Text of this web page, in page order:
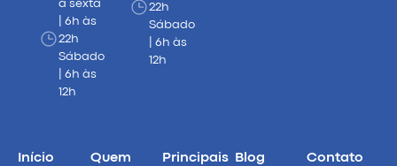
à sexta
| 6h às
22h
Sábado
| 6h às
12h
22h
Sábado
| 6h às
12h
Início
Quem
Principais
Blog Contato